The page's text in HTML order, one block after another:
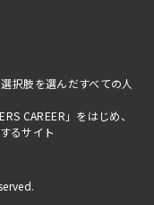
択肢を選んだすべての人
CAREER」をはじめ、
るサイト